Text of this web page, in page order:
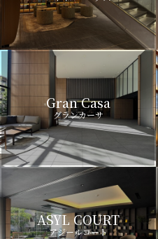
Gran Casa
グランカーサ
ASYL COURT
アジールコート